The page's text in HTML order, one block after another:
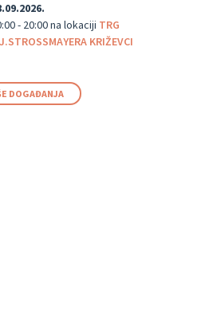
- 20:00na lokaciji TRG
KRIŽEVCI
DOGAĐANJA